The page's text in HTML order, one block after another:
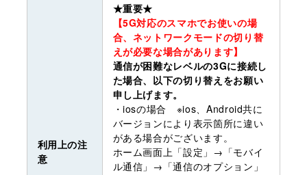
利用上の注
意
★重要★
【5G対応のスマホでお使いの場
合、ネットワークモードの切り替
えが必要な場合があります】
通信が困難なレベルの3Gに接続し
た場合、以下の切り替えをお願い
申し上げます。
・iosの場合 ※ios、Android共に
バージョンにより表示箇所に違い
がある場合がございます。
ホーム画面上「設定」→「モバイ
ル通信」→「通信のオプション」